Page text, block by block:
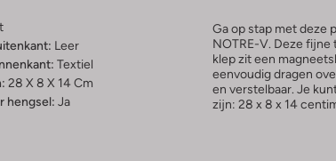
Leer
Textiel
28 X 8 X 14 Cm
hengsel: Ja
Ga op stap met deze
NOTRE-V. Deze fijne
klep zit een
eenvoudig dragen
en verstelbaar. Je
zijn: 28 x 8 x 14